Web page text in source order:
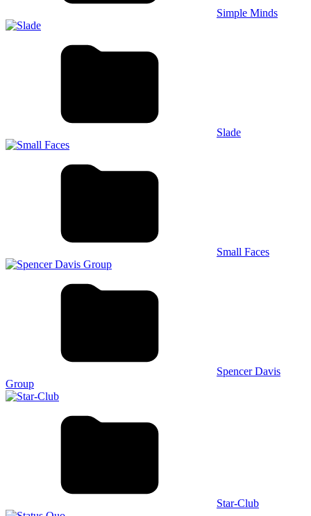
Simple Minds
Slade
Small Faces
Spencer Davis
Group
Star-Club